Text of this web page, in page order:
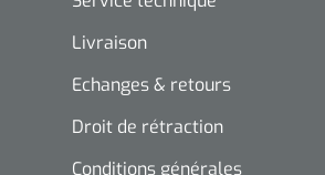
Livraison
Echanges & retours
Droit de rétraction
Conditions générales